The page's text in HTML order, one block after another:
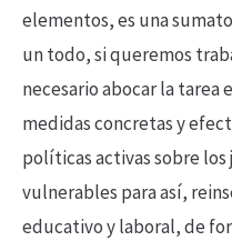
elementos, es una
un todo, si queremos
necesario abocar la tarea
medidas concretas y
políticas activas sobre los
vulnerables para así,
educativo y laboral, de